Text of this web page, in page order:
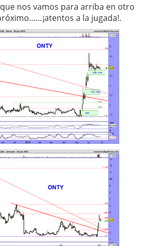
nos vamos para arriba en otro
a la jugada!.